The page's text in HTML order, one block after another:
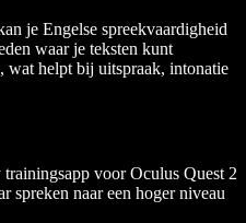
je Engelse spreekvaardigheid
waar je teksten kunt
wat helpt bij uitspraak, intonatie
voor Oculus Quest 2
spreken naar een hoger niveau